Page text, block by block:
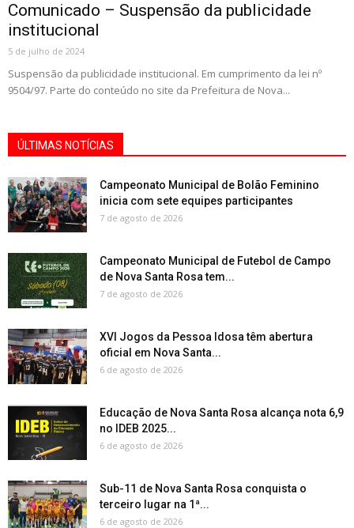
Comunicado – Suspensão da publicidade
institucional
5 de julho de 2024
Suspensão da publicidade institucional. Em cumprimento da lei nº
9504/97. Parte do conteúdo no site da Prefeitura de Nova...
ÚLTIMAS NOTÍCIAS
Campeonato Municipal de Bolão Feminino
inicia com sete equipes participantes
7 de agosto de 2026
Campeonato Municipal de Futebol de Campo
de Nova Santa Rosa tem...
7 de agosto de 2026
XVI Jogos da Pessoa Idosa têm abertura
oficial em Nova Santa...
6 de agosto de 2026
Educação de Nova Santa Rosa alcança nota 6,9
no IDEB 2025...
6 de agosto de 2026
Sub-11 de Nova Santa Rosa conquista o
terceiro lugar na 1ª...
6 de agosto de 2026